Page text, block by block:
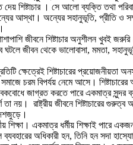
শিষ্টাচার । সে আলাে ব্যক্তি তথা
আস্থা। অন্যের সহানুভূতি, প্রীতি ও
জীবনে শিষ্টাচার অনুশীলন
জীবন থেকে ভালােবাসা, মমতা,
ক্ষেত্রেই শিষ্টাচারের প্রয়োজনীয়তা
চরম বিপর্যয় নেমে আসে।
জাগ্রত করতে পারে একমাত্র সুন্দর
নয়। রাষ্ট্রীয় জীবনে শিষ্টাচারের গুরুত্ব
শিক্ষা। একমাত্র ধর্মীয় শিক্ষাই পারে
অধিকারী হন, তিনি হন সদা